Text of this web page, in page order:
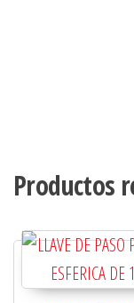
Productos